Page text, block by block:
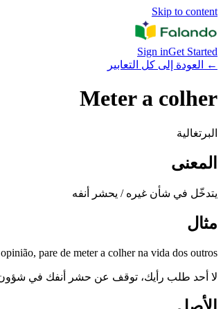
Skip to content
Sign inGet Started
←
العودة إلى كل التعابير
Meter a colher
البرتغالية
المعنى
يتدخّل في شأن غيره / يحشر أنفه
مثال
pare de meter a colher na vida dos outros!
لا أحد طلب رأيك، توقف عن حشر أنفك في شؤون